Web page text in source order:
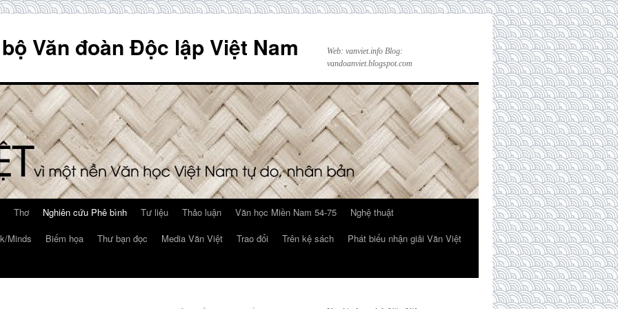
Văn đoàn Độc lập Việt Nam
Web: vanviet.info Blog:
vandoanviet.blogspot.com
Thơ Nghiên cứu Phê bình Tư liệu Thảo luận Văn học Miền Nam 54-75
Nghệ thuật
Minds Biếm họa Thư bạn đọc Media Văn Việt Trao đổi Trên kệ sách
Phát biểu nhận giải Văn Việt